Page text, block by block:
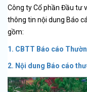
Công ty Cổ phần Đầu tư
thông tin nội dung Báo
gồm:
1. CBTT Báo cáo
2. Nội dung Báo cáo